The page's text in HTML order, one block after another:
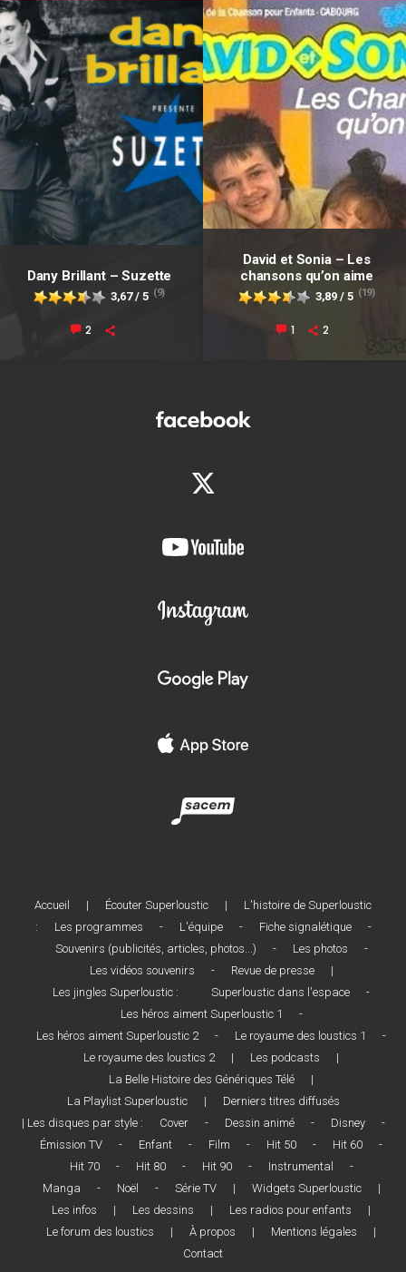
Dany Brillant – Suzette
3,67 / 5 (9)
2
David et Sonia – Les
chansons qu’on aime
3,89 / 5 (19)
1 2
Accueil | Écouter Superloustic |
L'histoire de Superloustic
:
Les programmes - L'équipe - Fiche signalétique
-
Souvenirs (publicités, articles, photos...)
- Les photos
-
Les vidéos souvenirs
- Revue de presse
|
Les jingles Superloustic :
Superloustic dans l'espace
-
Les héros aiment Superloustic 1
-
Les héros aiment Superloustic 2
- Le royaume des loustics 1
-
Le royaume des loustics 2
| Les podcasts
|
La Belle Histoire des Génériques Télé
|
La Playlist Superloustic
|
Derniers titres diffusés
| Les disques par style :
Cover - Dessin animé - Disney
-
Émission TV
- Enfant - Film - Hit 50 - Hit 60
-
Hit 70
- Hit 80 - Hit 90 - Instrumental
-
Manga
- Noël - Série TV | Widgets Superloustic
|
Les infos
| Les dessins | Les radios pour enfants
|
Le forum des loustics
| À propos | Mentions légales
|
Contact